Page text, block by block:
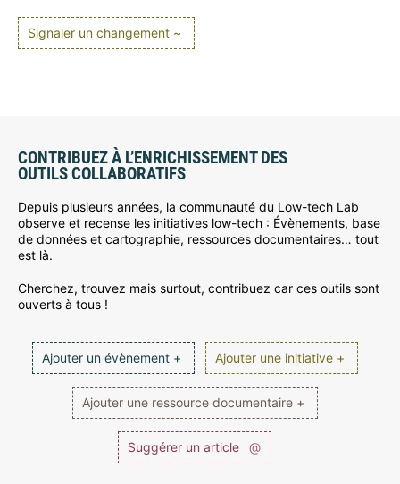
Signaler un changement ~
CONTRIBUEZ À L’ENRICHISSEMENT DES
OUTILS COLLABORATIFS
Depuis plusieurs années, la communauté du Low-tech Lab
observe et recense les initiatives low-tech : Évènements, base
de données et cartographie, ressources documentaires… tout
est là.
Cherchez, trouvez mais surtout, contribuez car ces outils sont
ouverts à tous !
Ajouter un évènement + Ajouter une initiative +
Ajouter une ressource documentaire +
Suggérer un article @